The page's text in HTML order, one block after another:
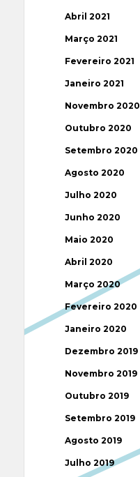
Abril 2021
Março 2021
Fevereiro 2021
Janeiro 2021
Novembro 2020
Outubro 2020
Setembro 2020
Agosto 2020
Julho 2020
Junho 2020
Maio 2020
Abril 2020
Março 2020
Fevereiro 2020
Janeiro 2020
Dezembro 2019
Novembro 2019
Outubro 2019
Setembro 2019
Agosto 2019
Julho 2019